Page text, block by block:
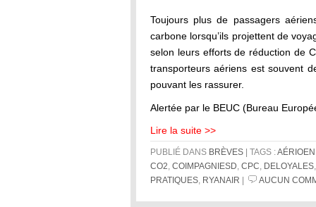
Toujours plus de passagers
carbone lorsqu’ils projettent de
selon leurs efforts de réduction de
transporteurs aériens est souvent
pouvant les rassurer.
Alertée par le BEUC (Bureau
Lire la suite >>
PUBLIÉ DANS BRÈVES | TAGS :
CO2 COIMPAGNIESD CPC DELOYALES
PRATIQUES
RYANAIR AUCUN